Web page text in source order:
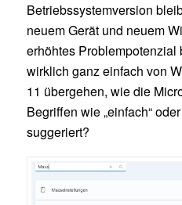
Betriebssystemversion
neuem Gerät und neuem
erhöhtes Problempotenzial
wirklich ganz einfach von
11 übergehen, wie die
Begriffen wie „einfach“
suggeriert?